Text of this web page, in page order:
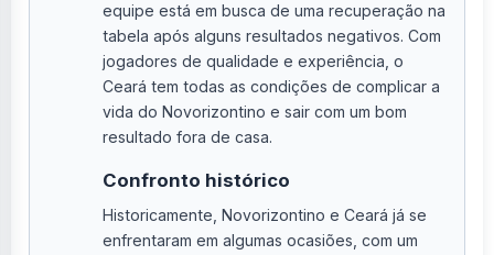
equipe está em busca de uma recuperação na
tabela após alguns resultados negativos. Com
jogadores de qualidade e experiência, o
Ceará tem todas as condições de complicar a
vida do Novorizontino e sair com um bom
resultado fora de casa.
Confronto histórico
Historicamente, Novorizontino e Ceará já se
enfrentaram em algumas ocasiões, com um